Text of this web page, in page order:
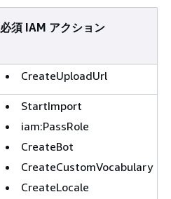
必須 IAM アクション
CreateUploadUrl
StartImport
iam:PassRole
CreateBot
CreateCustomVocabulary
CreateLocale